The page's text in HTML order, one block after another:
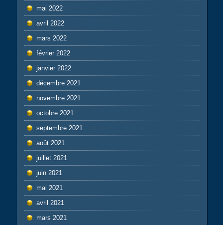
mai 2022
avril 2022
mars 2022
février 2022
janvier 2022
décembre 2021
novembre 2021
octobre 2021
septembre 2021
août 2021
juillet 2021
juin 2021
mai 2021
avril 2021
mars 2021